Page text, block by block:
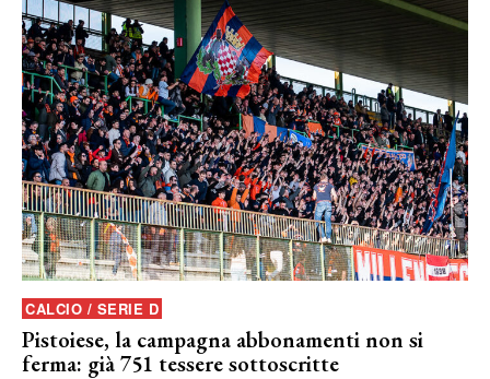
CALCIO / SERIE D
Pistoiese, la campagna abbonamenti non si
ferma: già 751 tessere sottoscritte